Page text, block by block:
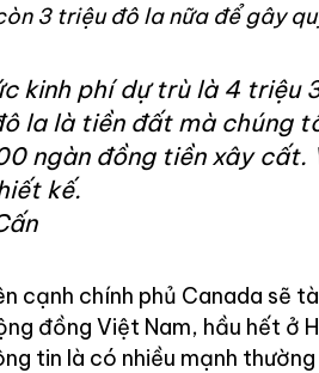
3 triệu đô la nữa để gây
kinh phí dự trù là 4 triệu
la là tiền đất mà chúng
ngàn đồng tiền xây cất.
kế.
cạnh chính phủ Canada sẽ
đồng Việt Nam, hầu hết ở
tin là có nhiều mạnh